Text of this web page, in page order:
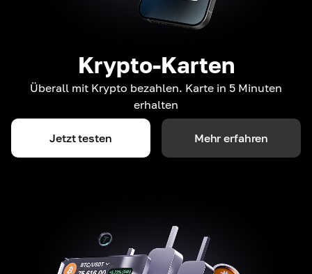
Krypto-Karten
Überall mit Krypto bezahlen. Karte in 5 Minuten
erhalten
Jetzt testen Mehr erfahren